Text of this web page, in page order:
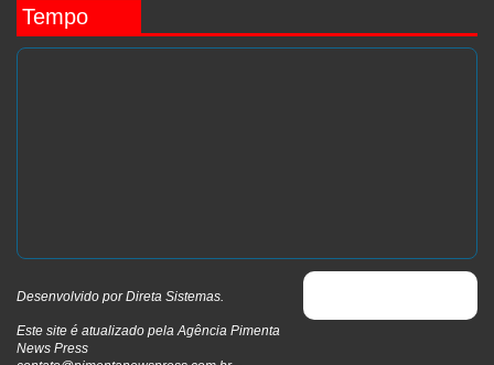
Tempo
Desenvolvido porDireta Sistemas.
Este site é atualizado pela Agência Pimenta
News Press